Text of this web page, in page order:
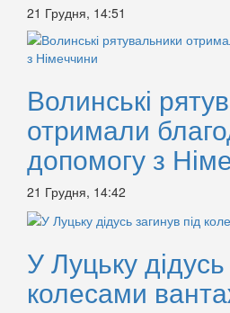
21 Грудня, 14:51
Волинські
отримали
допомогу з
21 Грудня, 14:42
У Луцьку
колесами